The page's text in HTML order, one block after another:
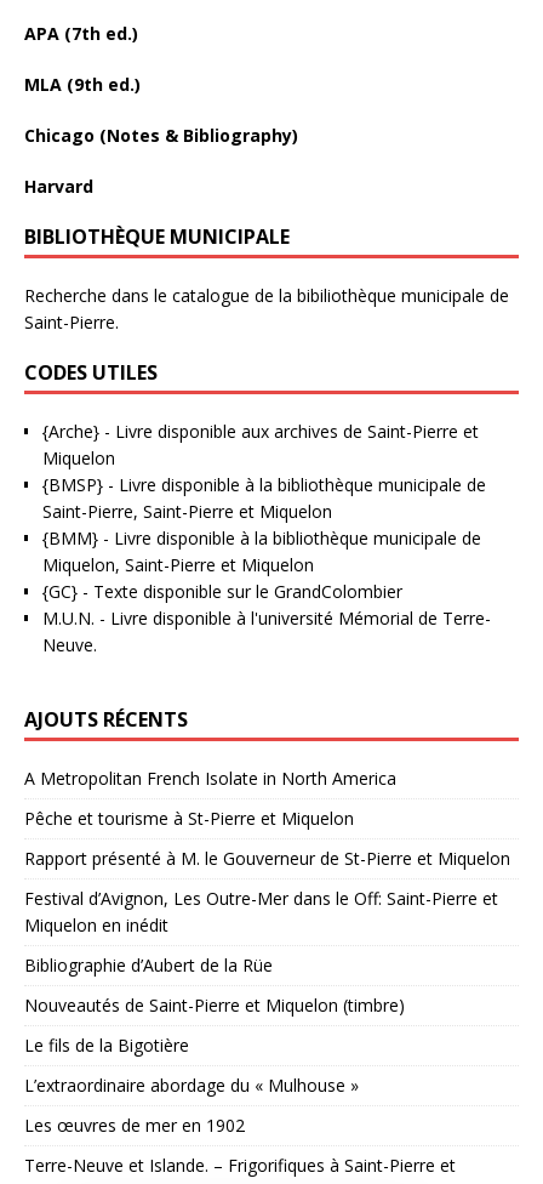
APA (7th ed.)
MLA (9th ed.)
Chicago (Notes & Bibliography)
Harvard
BIBLIOTHÈQUE MUNICIPALE
Recherche dans le catalogue de la bibiliothèque municipale de
Saint-Pierre.
CODES UTILES
{Arche} - Livre disponible aux archives de Saint-Pierre et
Miquelon
{BMSP} - Livre disponible à la bibliothèque municipale de
Saint-Pierre, Saint-Pierre et Miquelon
{BMM} - Livre disponible à la bibliothèque municipale de
Miquelon, Saint-Pierre et Miquelon
{GC} - Texte disponible sur le GrandColombier
M.U.N. - Livre disponible à l'université Mémorial de Terre-
Neuve.
AJOUTS RÉCENTS
A Metropolitan French Isolate in North America
Pêche et tourisme à St-Pierre et Miquelon
Rapport présenté à M. le Gouverneur de St-Pierre et Miquelon
Festival d’Avignon, Les Outre-Mer dans le Off: Saint-Pierre et
Miquelon en inédit
Bibliographie d’Aubert de la Rüe
Nouveautés de Saint-Pierre et Miquelon (timbre)
Le fils de la Bigotière
L’extraordinaire abordage du « Mulhouse »
Les œuvres de mer en 1902
Terre-Neuve et Islande. – Frigorifiques à Saint-Pierre et